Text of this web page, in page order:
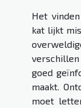
Het
kat lijkt
goed
maakt.
moet